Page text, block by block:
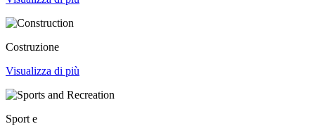
Costruzione
Visualizza di più
Sport e